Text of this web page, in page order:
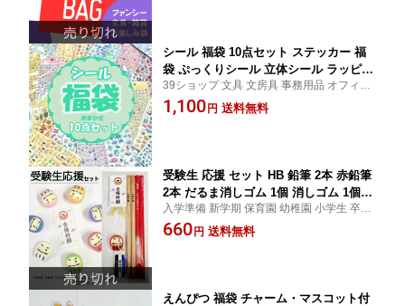
シール 福袋 10点セット ステッカー 福
袋 ぷっくりシール 立体シール ラッピン
グ不可 キャンセル 返品 交換不可 景品
子供会 運動会
39ショップ 文具 文房具 事務用品 オフィス
ステーショナリー 日用品 日用雑貨 ファン
シー 女の子 男の子 景品 イベント
1,100円 送料無料
受験生 応援 セット HB 鉛筆 2本 赤鉛筆
2本 だるま消しゴム 1個 消しゴム 1個入
※色選べません 合格祈願 プレゼント ギ
フト 試験 受験 必勝 受験生 五角形鉛筆
入学準備 新学期 保育園 幼稚園 小学生 卒業
お祝い 新学期 入学祝い 準備 記念品 ギフト
プレゼント 販促品 企業
660円 送料無料
えんぴつ 福袋 チャーム・マスコット付